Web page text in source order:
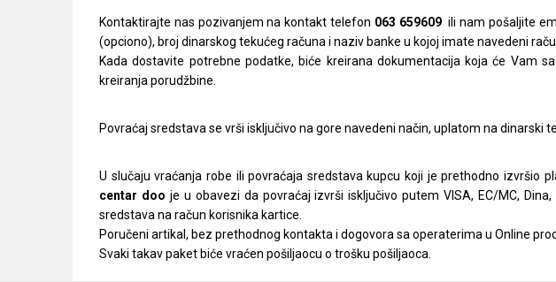
Kontaktirajte nas pozivanjem na kontakt telefon 063 659609 ili nam pošaljite
(opciono), broj dinarskog tekućeg računa i naziv banke u kojoj imate navedeni
Kada dostavite potrebne podatke, biće kreirana dokumentacija koja će Vam
kreiranja porudžbine.
Povraćaj sredstava se vrši isključivo na gore navedeni način, uplatom na dinarski
U slučaju vraćanja robe ili povraćaja sredstava kupcu koji je prethodno izvršio
centar doo je u obavezi da povraćaj izvrši isključivo putem VISA, EC/MC,
sredstava na račun korisnika kartice.
Poručeni artikal, bez prethodnog kontakta i dogovora sa operaterima u Online
Svaki takav paket biće vraćen pošiljaocu o trošku pošiljaoca.